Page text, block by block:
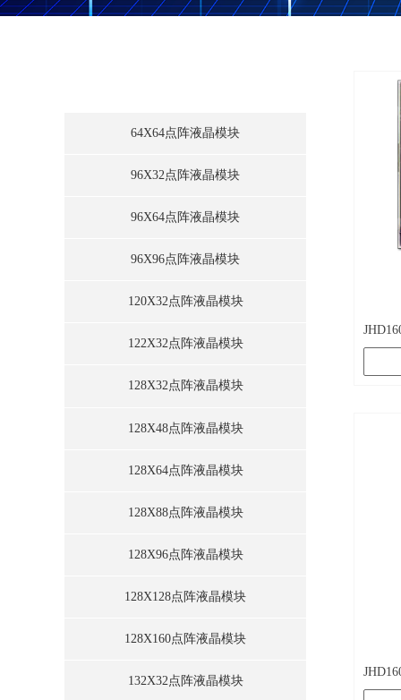
64X64点阵液晶模块
96X32点阵液晶模块
96X64点阵液晶模块
96X96点阵液晶模块
120X32点阵液晶模块
122X32点阵液晶模块
128X32点阵液晶模块
128X48点阵液晶模块
128X64点阵液晶模块
128X88点阵液晶模块
128X96点阵液晶模块
128X128点阵液晶模块
128X160点阵液晶模块
132X32点阵液晶模块
暂